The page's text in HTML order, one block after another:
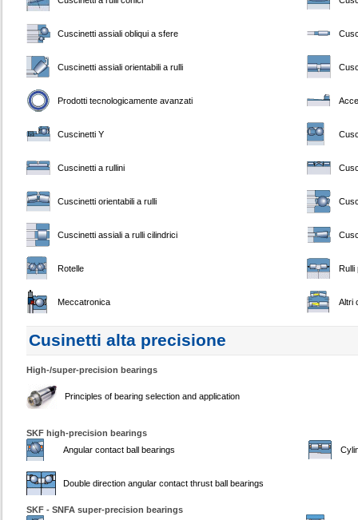
Cuscinetti assiali obliqui a sfere
Cuscinetti assiali orientabili a rulli
Prodotti tecnologicamente avanzati
Cuscinetti Y
Cuscinetti a rullini
Cuscinetti orientabili a rulli
Cuscinetti assiali a rulli cilindrici
Rotelle Rulli
Meccatronica Altri
Cusinetti alta precisione
High-/super-precision bearings
Principles of bearing selection and application
SKF high-precision bearings
Angular contact ball bearings
Double direction angular contact thrust ball bearings
SKF - SNFA super-precision bearings